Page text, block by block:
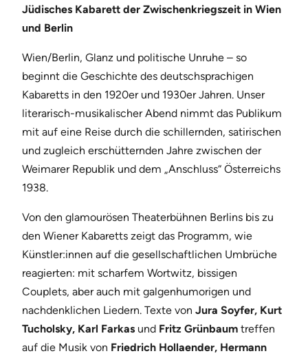
Jüdisches Kabarett der Zwischenkriegszeit in Wien
und Berlin
Wien/Berlin, Glanz und politische Unruhe – so
beginnt die Geschichte des deutschsprachigen
Kabaretts in den 1920er und 1930er Jahren. Unser
literarisch-musikalischer Abend nimmt das Publikum
mit auf eine Reise durch die schillernden, satirischen
und zugleich erschütternden Jahre zwischen der
Weimarer Republik und dem „Anschluss“ Österreichs
1938.
Von den glamourösen Theaterbühnen Berlins bis zu
den Wiener Kabaretts zeigt das Programm, wie
Künstler:innen auf die gesellschaftlichen Umbrüche
reagierten: mit scharfem Wortwitz, bissigen
Couplets, aber auch mit galgenhumorigen und
nachdenklichen Liedern. Texte von Jura Soyfer, Kurt
Tucholsky, Karl Farkas und Fritz Grünbaum treffen
auf die Musik von Friedrich Hollaender, Hermann